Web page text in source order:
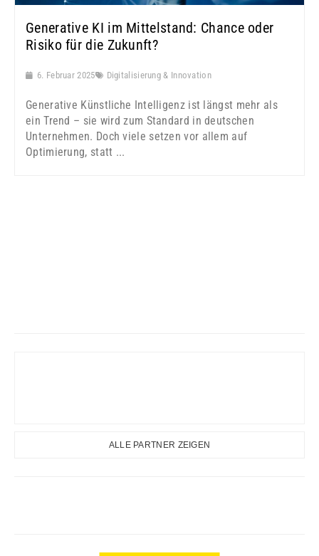
Generative KI im Mittelstand: Chance oder
Risiko für die Zukunft?
6. Februar 2025 Digitalisierung & Innovation
Generative Künstliche Intelligenz ist längst mehr als
ein Trend – sie wird zum Standard in deutschen
Unternehmen. Doch viele setzen vor allem auf
Optimierung, statt ...
ALLE PARTNER ZEIGEN